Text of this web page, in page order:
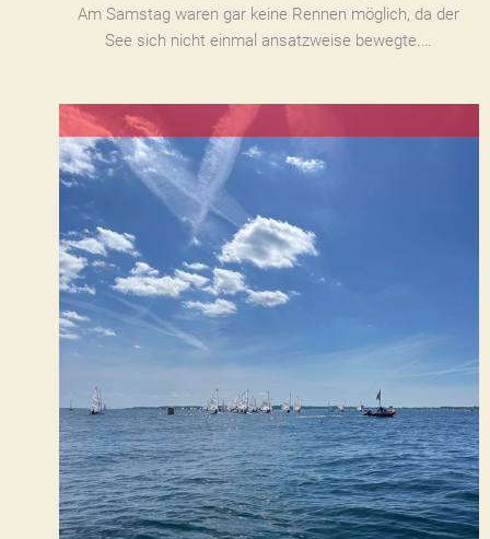
Am Samstag waren gar keine Rennen möglich, da der
See sich nicht einmal ansatzweise bewegte.…